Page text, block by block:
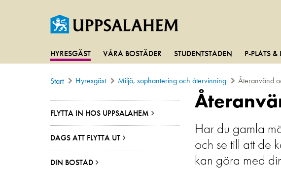
HYRESGÄST VÅRA BOSTÄDER STUDENTSTADEN P-PLATS &
Start Hyresgäst Miljö, sophantering och återvinning Återanvänd
FLYTTA IN HOS UPPSALAHEM
DAGS ATT FLYTTA UT
DIN BOSTAD
Har du gamla
och se till att de
kan göra med